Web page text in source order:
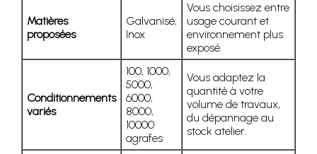
Matières
proposées
Galvanisé,
Inox
Vous choisissez entre
usage courant et
environnement plus
exposé.
Conditionnements
variés
100, 1000,
5000,
6000,
8000,
10000
agrafes
Vous adaptez la
quantité à votre
volume de travaux,
du dépannage au
stock atelier.